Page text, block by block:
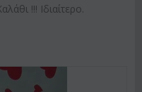
!!! Ιδιαίτερο.